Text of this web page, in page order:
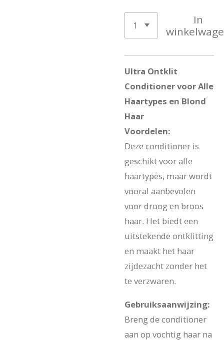
In
Ultra Ontklit
Conditioner voor Alle
Haartypes en Blond
Haar
Voordelen:
Deze conditioner is
geschikt voor alle
haartypes, maar wordt
vooral aanbevolen
voor droog en broos
haar. Het biedt een
uitstekende ontklitting
en maakt het haar
zijdezacht zonder het
te verzwaren.
Gebruiksaanwijzing:
Breng de conditioner
aan op vochtig haar na